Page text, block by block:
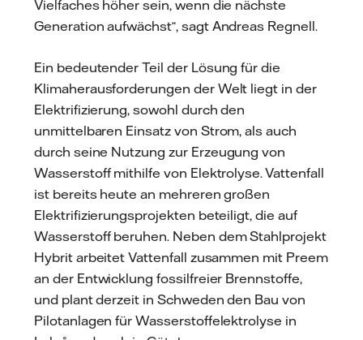
Vielfaches höher sein, wenn die nächste
Generation aufwächst“, sagt Andreas Regnell.
Ein bedeutender Teil der Lösung für die
Klimaherausforderungen der Welt liegt in der
Elektrifizierung, sowohl durch den
unmittelbaren Einsatz von Strom, als auch
durch seine Nutzung zur Erzeugung von
Wasserstoff mithilfe von Elektrolyse. Vattenfall
ist bereits heute an mehreren großen
Elektrifizierungsprojekten beteiligt, die auf
Wasserstoff beruhen. Neben dem Stahlprojekt
Hybrit arbeitet Vattenfall zusammen mit Preem
an der Entwicklung fossilfreier Brennstoffe,
und plant derzeit in Schweden den Bau von
Pilotanlagen für Wasserstoffelektrolyse in